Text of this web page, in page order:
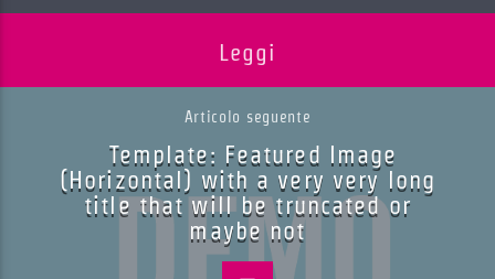
Leggi
Articolo seguente
Template: Featured Image
(Horizontal) with a very very long
title that will be truncated or
maybe not